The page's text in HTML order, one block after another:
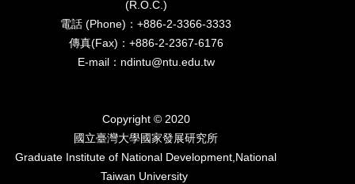
(R.O.C.)
電話 (Phone)：+886-2-3366-3333
傳真(Fax)：+886-2-2367-6176
E-mail：ndintu@ntu.edu.tw
Copyright © 2020
國立臺灣⼤學國家發展研究所
Graduate Institute of National Development,National
Taiwan University